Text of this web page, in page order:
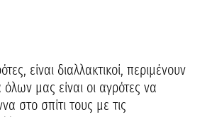
είναι διαλλακτικοί, περιμένουν
όλων μας είναι οι αγρότες να
στο σπίτι τους με τις